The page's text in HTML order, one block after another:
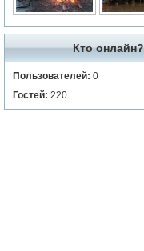
Кто онлайн?
Пользователей: 0
Гостей: 220